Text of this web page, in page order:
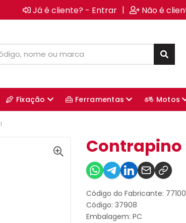
Já é cliente? - Entrar | Não é
Fixação Ferramentas Motos
Contrapino
Código do Fabricante:
Código: 37908
Embalagem: PC